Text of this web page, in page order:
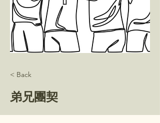
< Back
弟兄團契